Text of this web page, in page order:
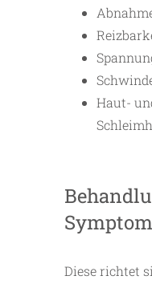
Haut-
Diese richtet